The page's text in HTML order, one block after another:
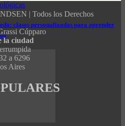
clases personalizadas para aprender
| Todos los Derechos
Cúpparo
la ciudad
a 6296
Aires